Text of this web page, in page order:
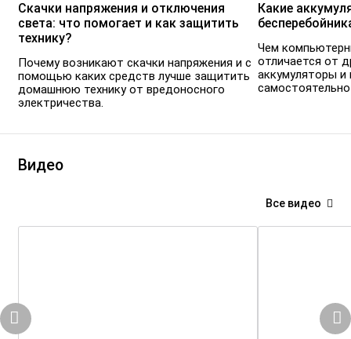
Скачки напряжения и отключения
света: что помогает и как защитить
технику?
Почему возникают скачки напряжения и с
помощью каких средств лучше защитить
домашнюю технику от вредоносного
электричества.
Какие
Чем
отличается от
аккумуляторы и
Видео
Все видео